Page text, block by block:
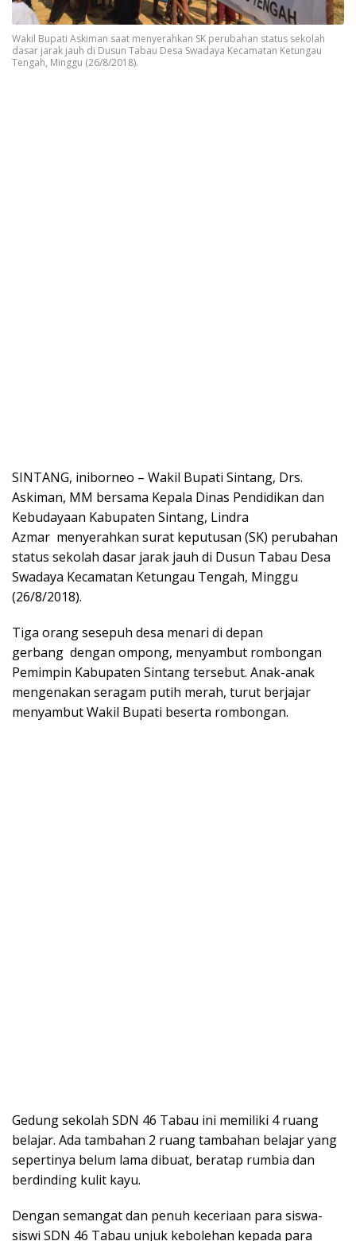
Wakil Bupati Askiman saat menyerahkan SK perubahan status sekolah
dasar jarak jauh di Dusun Tabau Desa Swadaya Kecamatan Ketungau
Tengah, Minggu (26/8/2018).
SINTANG, iniborneo – Wakil Bupati Sintang, Drs.
Askiman, MM bersama Kepala Dinas Pendidikan dan
Kebudayaan Kabupaten Sintang, Lindra
Azmar menyerahkan surat keputusan (SK) perubahan
status sekolah dasar jarak jauh di Dusun Tabau Desa
Swadaya Kecamatan Ketungau Tengah, Minggu
(26/8/2018).
Tiga orang sesepuh desa menari di depan
gerbang dengan ompong, menyambut rombongan
Pemimpin Kabupaten Sintang tersebut. Anak-anak
mengenakan seragam putih merah, turut berjajar
menyambut Wakil Bupati beserta rombongan.
Gedung sekolah SDN 46 Tabau ini memiliki 4 ruang
belajar. Ada tambahan 2 ruang tambahan belajar yang
sepertinya belum lama dibuat, beratap rumbia dan
berdinding kulit kayu.
Dengan semangat dan penuh keceriaan para siswa-
siswi SDN 46 Tabau unjuk kebolehan kepada para